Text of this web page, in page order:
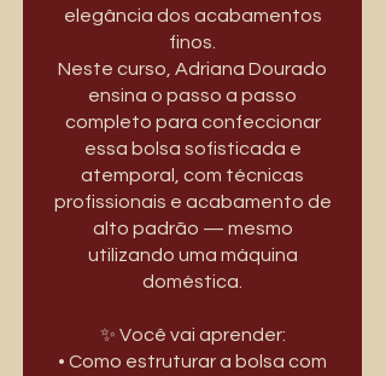
elegância dos acabamentos
finos.
Neste curso, Adriana Dourado
ensina o passo a passo
completo para confeccionar
essa bolsa sofisticada e
atemporal, com técnicas
profissionais e acabamento de
alto padrão — mesmo
utilizando uma máquina
doméstica.
✨ Você vai aprender:
• Como estruturar a bolsa com